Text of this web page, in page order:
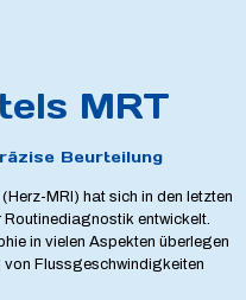
MRT
Beurteilung
MRI) hat sich in den letzten
Routinediagnostik entwickelt.
in vielen Aspekten überlegen
von Flussgeschwindigkeiten